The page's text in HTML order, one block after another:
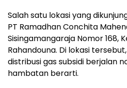
Salah satu lokasi yang
PT Ramadhan Conchita
Sisingamangaraja Nomor 168,
Rahandouna. Di lokasi
distribusi gas subsidi berjalan
hambatan berarti.